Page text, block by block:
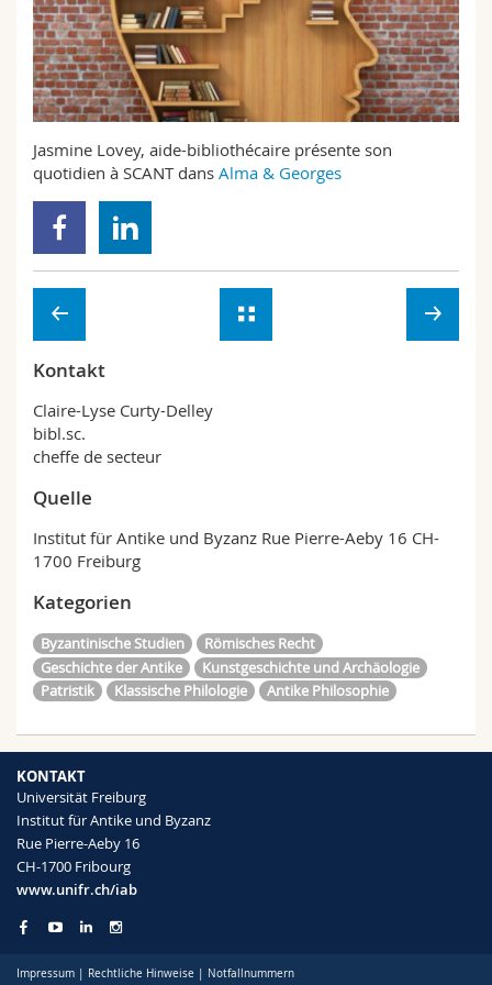
Math.-Nat. und Med. Fak.
Interfakultär
Mitarbeitende
Doktorierende
Webmail
Vorlesungsverzeichnis
Jasmine Lovey, aide-bibliothécaire présente son
quotidien à SCANT dans Alma & Georges
Kontakt
Claire-Lyse Curty-Delley
bibl.sc.
cheffe de secteur
Quelle
Institut für Antike und Byzanz Rue Pierre-Aeby 16 CH-
1700 Freiburg
Kategorien
Byzantinische Studien
Römisches Recht
Geschichte der Antike
Kunstgeschichte und Archäologie
Patristik
Klassische Philologie Antike Philosophie
KONTAKT
Universität Freiburg
Institut für Antike und Byzanz
Rue Pierre-Aeby 16
CH-1700 Fribourg
www.unifr.ch/iab
Impressum | Rechtliche Hinweise | Notfallnummern